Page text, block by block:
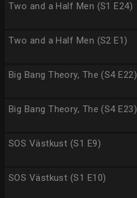
Two and a Half Men (S1 E24)
Two and a Half Men (S2 E1)
Big Bang Theory, The (S4 E22)
Big Bang Theory, The (S4 E23)
SOS Västkust (S1 E9)
SOS Västkust (S1 E10)